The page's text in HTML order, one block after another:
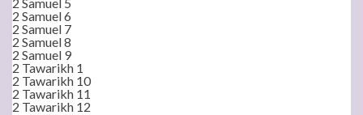
2 Samuel 6
2 Samuel 7
2 Samuel 8
2 Samuel 9
2 Tawarikh 1
2 Tawarikh 10
2 Tawarikh 11
2 Tawarikh 12